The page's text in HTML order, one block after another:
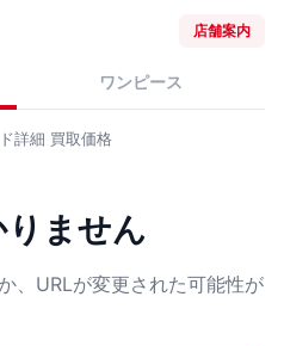
店舗案内
ワンピース
詳細 買取価格
ません
、URLが変更された可能性が